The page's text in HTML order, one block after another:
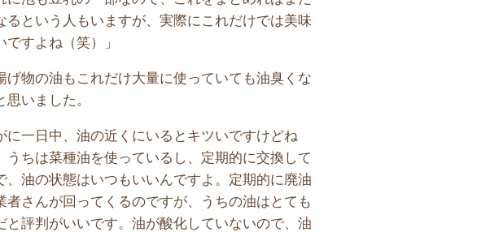
るという人もいますが、実際にこれだけでは美味
ですよね（笑）」
物の油もこれだけ大量に使っていても油臭くな
思いました。
に一日中、油の近くにいるとキツいですけどね
うちは菜種油を使っているし、定期的に交換して
、油の状態はいつもいいんですよ。定期的に廃油
者さんが回ってくるのですが、うちの油はとても
と評判がいいです。油が酸化していないので、油